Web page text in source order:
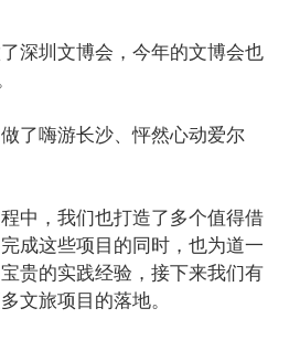
深圳文博会，今年的文博会也
了嗨游长沙、怦然心动爱尔
中，我们也打造了多个值得借
成这些项目的同时，也为道一
贵的实践经验，接下来我们有
文旅项目的落地。